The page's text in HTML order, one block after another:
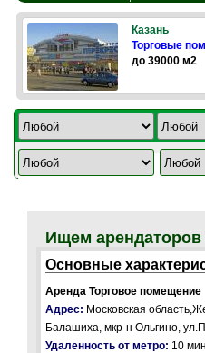
Казань
Торговые
до 39000 м2
Ищем
Основные
Аренда Торговое помещение
Адрес: Московская
Балашиха, мкр-н Ольгино,
Удаленность от метро: 10 мин